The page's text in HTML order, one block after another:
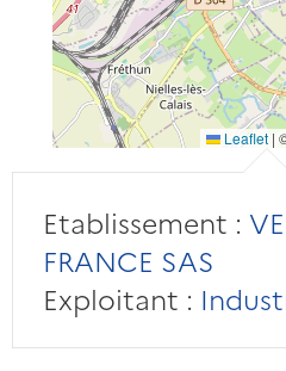
Leaflet |
Etablissement :
FRANCE SAS
Exploitant :